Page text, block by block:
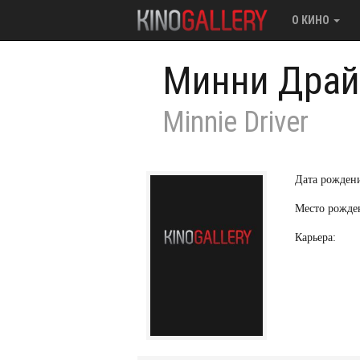
О КИНО
Минни
Minnie Driver
Дата
Место
Карьера: